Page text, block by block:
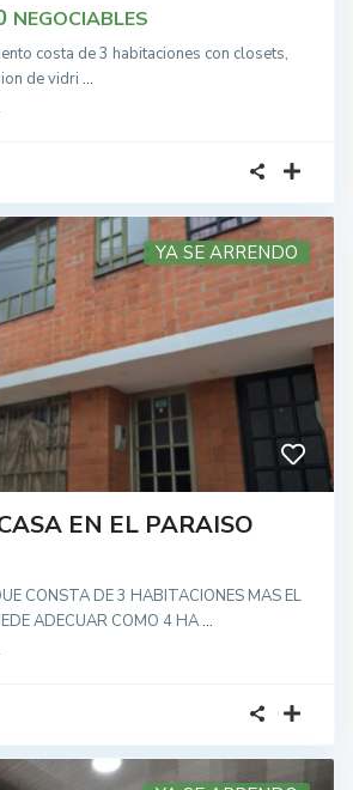
NEGOCIABLES
costa de 3 habitaciones con closets,
de vidri ...
YA SE ARRENDO
EN EL PARAISO
CONSTA DE 3 HABITACIONES MAS EL
ADECUAR COMO 4 HA...